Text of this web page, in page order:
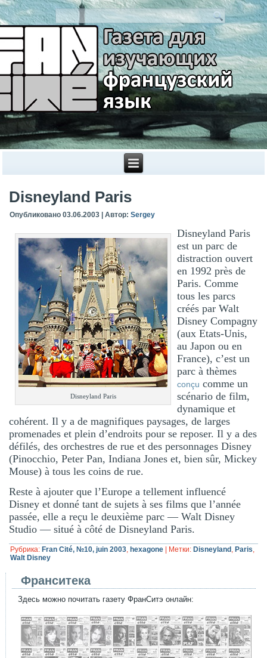
Disneyland Paris
Опубликовано 03.06.2003 |Автор: Sergey
Disneyland Paris
Disneyland Paris
est un parc de
distraction ouvert
en 1992 près de
Paris. Comme
tous les parcs
créés par Walt
Disney Compagny
(aux Etats-Unis,
au Japon ou en
France), c’est un
parc à thèmes
conçu comme un
scénario de film,
dynamique et
cohérent. Il y a de magnifiques paysages, de larges
promenades et plein d’endroits pour se reposer. Il y a des
défilés, des orchestres de rue et des personnages Disney
(Pinocchio, Peter Pan, Indiana Jones et, bien sûr, Mickey
Mouse) à tous les coins de rue.
Reste à ajouter que l’Europe a tellement influencé
Disney et donné tant de sujets à ses films que l’année
passée, elle a reçu le deuxième parc — Walt Disney
Studio — situé à côté de Disneyland Paris.
Рубрика: Fran Cité, №10, juin 2003, hexagone Метки: Disneyland , Paris,
Walt Disney
Франситека
Здесь можно почитать газету ФранСитэ онлайн: